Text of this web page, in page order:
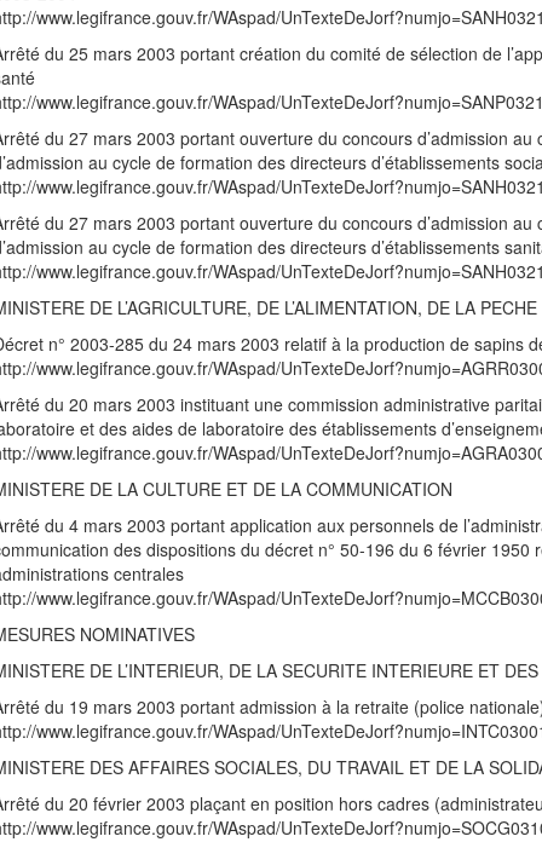
www.legifrance.gouv.fr/WAspad/
du 25 mars 2003 portant création du comité de sélection de
www.legifrance.gouv.fr/WAspad/
du 27 mars 2003 portant ouverture du concours d’admission
au cycle de formation des directeurs d’établissements
www.legifrance.gouv.fr/WAspad/
du 27 mars 2003 portant ouverture du concours d’admission
au cycle de formation des directeurs d’établissements
www.legifrance.gouv.fr/WAspad/
DE L’AGRICULTURE, DE L’ALIMENTATION, DE LA
n° 2003-285 du 24 mars 2003 relatif à la production de sapins
www.legifrance.gouv.fr/WAspad/
du 20 mars 2003 instituant une commission administrative
et des aides de laboratoire des établissements
www.legifrance.gouv.fr/WAspad/
DE LA CULTURE ET DE LA COMMUNICATION
du 4 mars 2003 portant application aux personnels de
des dispositions du décret n° 50-196 du 6 février 1950
centrales
www.legifrance.gouv.fr/WAspad/
NOMINATIVES
DE L’INTERIEUR, DE LA SECURITE INTERIEURE ET
du 19 mars 2003 portant admission à la retraite (police
www.legifrance.gouv.fr/WAspad/
DES AFFAIRES SOCIALES, DU TRAVAIL ET DE LA
du 20 février 2003 plaçant en position hors cadres
www.legifrance.gouv.fr/WAspad/